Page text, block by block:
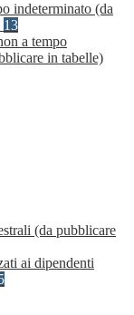
indeterminato (da
13
a tempo
in tabelle)
(da pubblicare
ai dipendenti